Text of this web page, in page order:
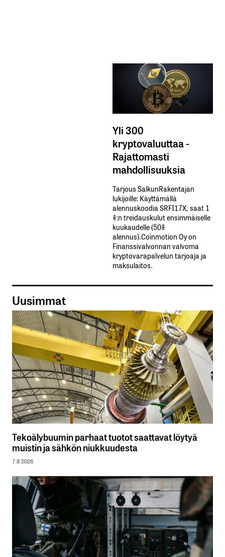
Yli 300
kryptovaluuttaa -
Rajattomasti
mahdollisuuksia
Tarjous SalkunRakentajan
lukijoille: Käyttämällä​ ​
alennuskoodia​ ​SRFI17X,​ ​saat​ ​1
%:n treidauskulut​ ​ensimmäiselle​ ​
kuukaudelle​ ​(50%​ ​
alennus).Coinmotion Oy on
Finanssivalvonnan valvoma
kryptovarapalvelun tarjoaja ja
maksulaitos.
Uusimmat
Tekoälybuumin parhaat tuotot saattavat löytyä
muistin ja sähkön niukkuudesta
7.8.2026